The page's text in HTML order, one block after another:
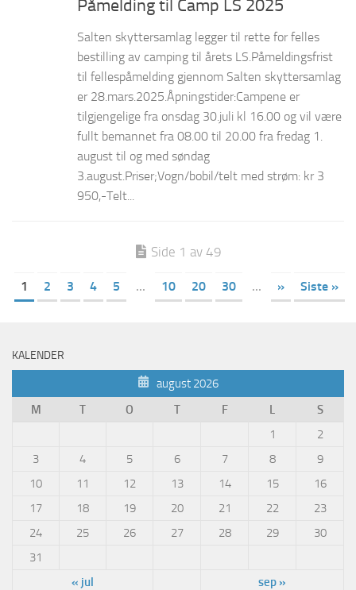
Påmelding til Camp LS 2025
Salten skyttersamlag legger til rette for felles
bestilling av camping til årets LS.Påmeldingsfrist
til fellespåmelding gjennom Salten skyttersamlag
er 28.mars.2025.Åpningstider:Campene er
tilgjengelige fra onsdag 30.juli kl 16.00 og vil være
fullt bemannet fra 08.00 til 20.00 fra fredag 1.
august til og med søndag
3.august.Priser;Vogn/bobil/telt med strøm: kr 3
950,-Telt...
Side 1 av 49
1 2 3 4 5 ... 10 20 30 ... » Siste »
KALENDER
august 2026
M
T O T F L
S
1
2
3
4 5 6 7 8
9
10
11 12 13 14 15
16
17
18 19 20 21 22
23
24
25 26 27 28 29
30
31
« jul
sep »